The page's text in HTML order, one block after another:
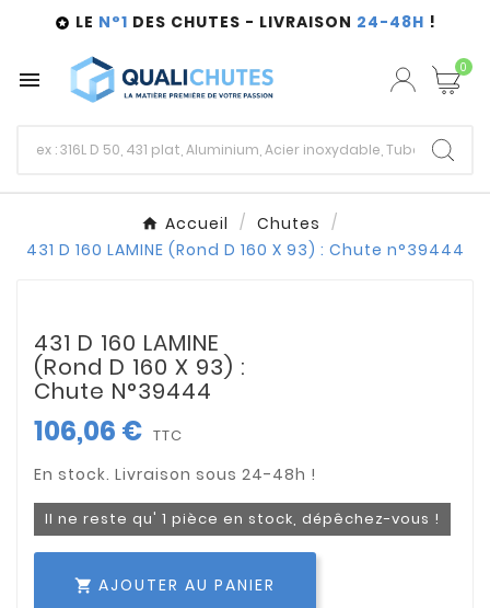
 LE N°1 DES CHUTES - LIVRAISON 24-48H !
 0
Accueil
Chutes
431 D 160 LAMINE (Rond D 160 X 93) : Chute n°39444
431 D 160 LAMINE
(Rond D 160 X 93) :
Chute N°39444
106,06 € TTC
Il ne reste qu' 1 pièce en stock, dépêchez-vous !
 AJOUTER AU PANIER